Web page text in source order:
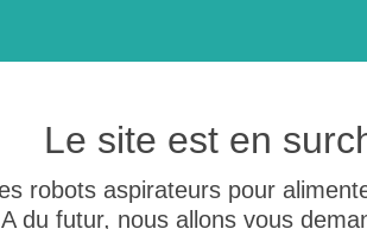
Le site est en
robots aspirateurs pour
du futur, nous allons vous